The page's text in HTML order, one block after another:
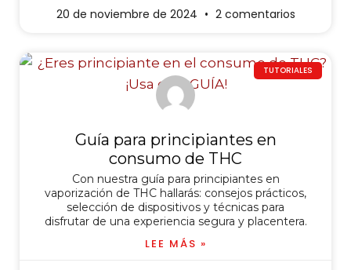
20 de noviembre de 2024 2 comentarios
TUTORIALES
Guía para principiantes en
consumo de THC
Con nuestra guía para principiantes en
vaporización de THC hallarás: consejos prácticos,
selección de dispositivos y técnicas para
disfrutar de una experiencia segura y placentera.
LEE MÁS »